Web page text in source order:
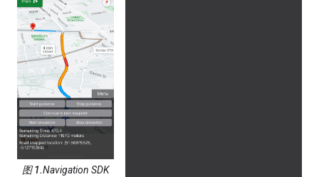
图 1.Navigation SDK